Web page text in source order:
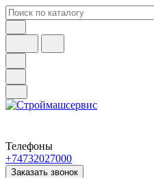
Телефоны
+74732027000
Заказать звонок